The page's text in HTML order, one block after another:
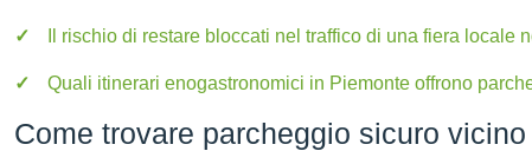
Il rischio di restare bloccati nel traffico di una fiera locale
Quali itinerari enogastronomici in Piemonte offrono
Come trovare parcheggio sicuro